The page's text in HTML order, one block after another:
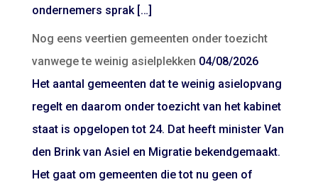
ondernemers sprak […]
Nog eens veertien gemeenten onder toezicht
vanwege te weinig asielplekken 04/08/2026
Het aantal gemeenten dat te weinig asielopvang
regelt en daarom onder toezicht van het kabinet
staat is opgelopen tot 24. Dat heeft minister Van
den Brink van Asiel en Migratie bekendgemaakt.
Het gaat om gemeenten die tot nu geen of